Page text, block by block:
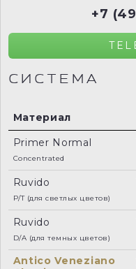
+7
СИСТЕМА
Материал
Primer Normal
Concentrated
Ruvido
P/T (для светлых цветов)
Ruvido
D/A (для темных цветов)
Antico Veneziano